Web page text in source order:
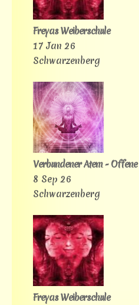
Freyas Weiberschule
17 Jan 26
Schwarzenberg
Verbundener Atem -
8 Sep 26
Schwarzenberg
Freyas Weiberschule